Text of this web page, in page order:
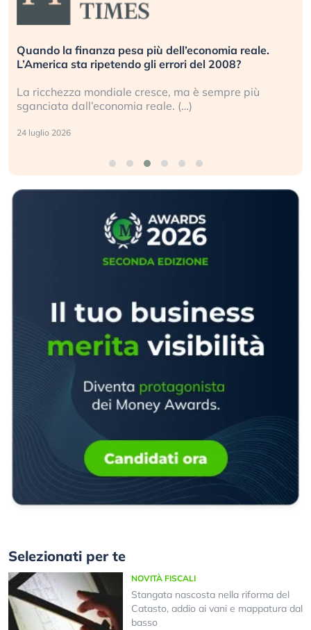
Quando la finanza pesa più dell’economia reale.
L’America sta ripetendo gli errori del 2008?
La ricchezza mondiale cresce, ma è sempre più
sganciata dall’economia reale. (…)
24 luglio 2026
Selezionati per te
NOVITÀ FISCALI
Stangata nascosta nella riforma del
Catasto, addio ai vani e mappatura dal
basso